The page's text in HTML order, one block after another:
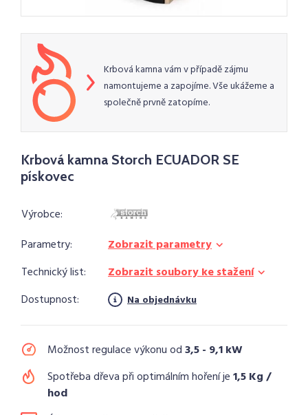
Krbová kamna vám v případě zájmu
namontujeme a zapojíme. Vše ukážeme a
společně prvně zatopíme.
Krbová kamna Storch ECUADOR SE
pískovec
Výrobce:
Parametry:
Zobrazit parametry
Technický list:
Zobrazit soubory ke stažení
Dostupnost:
Na objednávku
Možnost regulace výkonu od3,5 - 9,1 kW
Spotřeba dřeva při optimálním hoření je1,5 Kg /
hod